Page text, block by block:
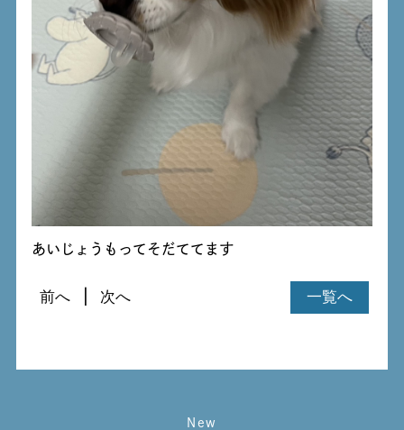
あいじょうもってそだててます
一覧へ
前へ 次へ
New